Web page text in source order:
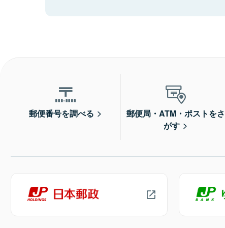
郵便番号を調べる
郵便局・ATM・ポストをさ
がす